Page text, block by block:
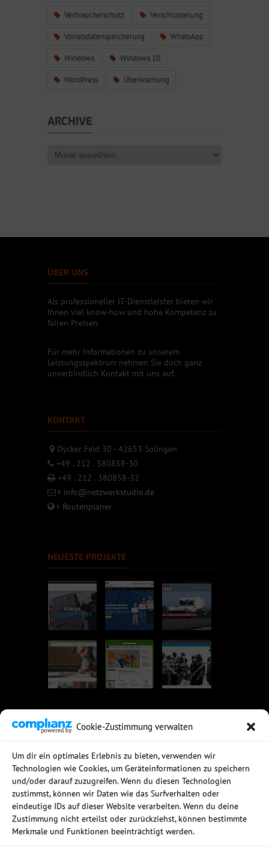
Cookie-Zustimmung verwalten
Um dir ein optimales Erlebnis zu bieten, verwenden wir
Technologien wie Cookies, um Geräteinformationen zu speichern
und/oder darauf zuzugreifen. Wenn du diesen Technologien
zustimmst, können wir Daten wie das Surfverhalten oder
eindeutige IDs auf dieser Website verarbeiten. Wenn du deine
Zustimmung nicht erteilst oder zurückziehst, können bestimmte
Merkmale und Funktionen beeinträchtigt werden.
Verbraucherschutz Verschlüsselung
Vorratsdatenspeicherung WhatsApp
Windows Windows 10
WordPress Überwachung
ARCHIVE
ÜBER UNS
Als professioneller IT-Dienstleister bieten wir
Ihnen viel know-how und hohe Kompetenz zu
fairen Preisen.
Für mehr Informationen zu unserem
Leistungsspektrum nehmen Sie doch ganz
unverbindlich Kontakt mit uns auf.
KONTAKT
Dycker Feld 30 - 42653 Solingen
+49 . 212 . 380858-30
+49 . 212 . 380858-32
info@netzwerkstudio.de
Routenplaner
NEUESTE PROJEKTE
Rechtssichere Email-Archivierung
MDaemon Mail- & Groupwareserver
Virtualisierung mit vmWare
Sophos UTM - Mehr als eine Firewall